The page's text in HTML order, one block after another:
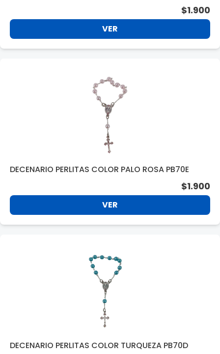
$1.900
VER
DECENARIO PERLITAS COLOR PALO ROSA PB70E
$1.900
VER
DECENARIO PERLITAS COLOR TURQUEZA PB70D